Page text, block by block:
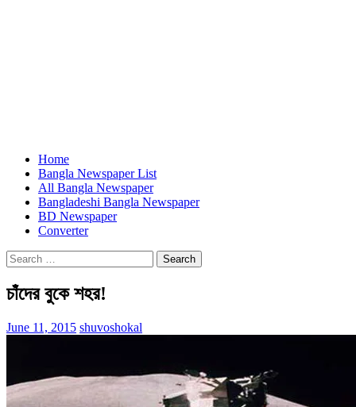
Home
Bangla Newspaper List
All Bangla Newspaper
Bangladeshi Bangla Newspaper
BD Newspaper
Converter
Search
for:
চাঁদের বুকে শহর!
June 11, 2015 shuvoshokal